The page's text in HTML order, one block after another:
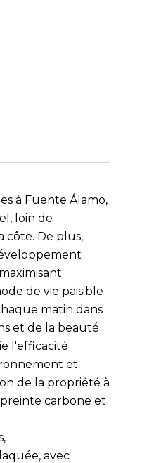
à Fuente Álamo,
loin de
côte. De plus,
de vie paisible
matin dans
et de la beauté
l'efficacité
et
de la propriété à
carbone et
avec